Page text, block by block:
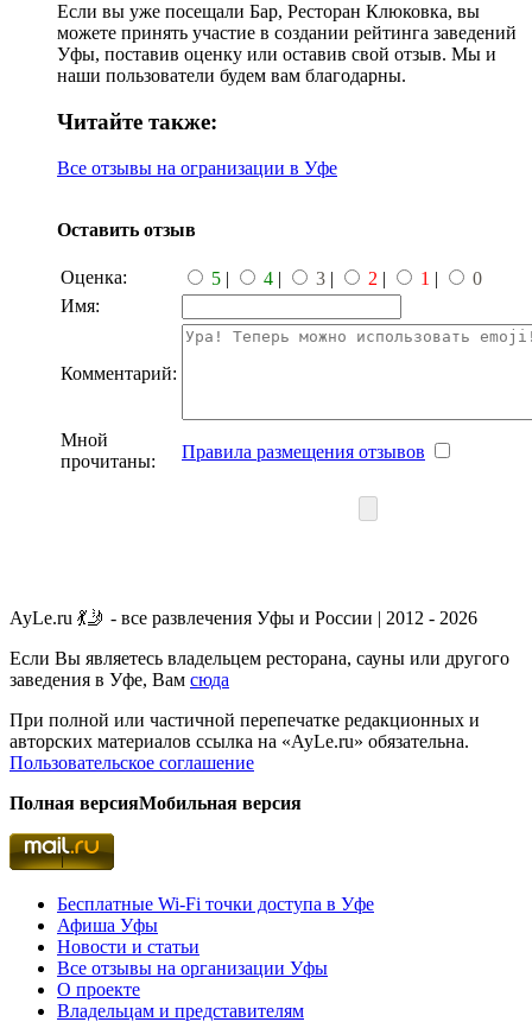
Если вы уже посещали Бар, Ресторан Клюковка, вы
можете принять участие в создании рейтинга заведений
Уфы, поставив оценку или оставив свой отзыв. Мы и
наши пользователи будем вам благодарны.
Читайте также:
Все отзывы на огранизации в Уфе
Оставить отзыв
Оценка: 5 | 4 | 3 | 2 | 1 |
0
Имя:
Комментарий:
Мной
прочитаны:
Правила размещения отзывов
AyLe.ru 💃🤳 - все развлечения Уфы и России | 2012 - 2026
Если Вы являетесь владельцем ресторана, сауны или другого
заведения в Уфе, Вам сюда
При полной или частичной перепечатке редакционных и
авторских материалов ссылка на «AyLe.ru» обязательна.
Пользовательское соглашение
Полная версияМобильная версия
Бесплатные Wi-Fi точки доступа в Уфе
Афиша Уфы
Новости и статьи
Все отзывы на организации Уфы
О проекте
Владельцам и представителям